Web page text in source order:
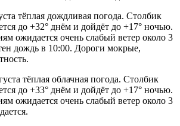
тёплая дождливая погода. Столбик
до +32° днём и дойдёт до +17° ночью.
ожидается очень слабый ветер около 3
дождь в 10:00. Дороги мокрые,
тёплая облачная погода. Столбик
до +33° днём и дойдёт до +17° ночью.
ожидается очень слабый ветер около 3